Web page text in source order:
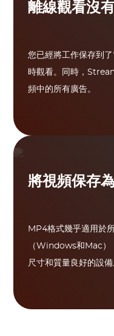
離線觀看沒
您已經將工作保存到
時觀看。同時，
頻中的所有廣告。
將視頻保存
MP4格式幾乎適用於
（Windows和Mac）
尺寸和質量良好的設備